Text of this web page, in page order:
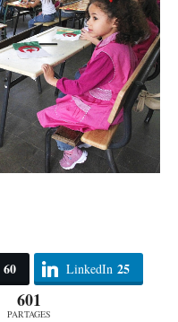
60 LinkedIn 25
601
PARTAGES